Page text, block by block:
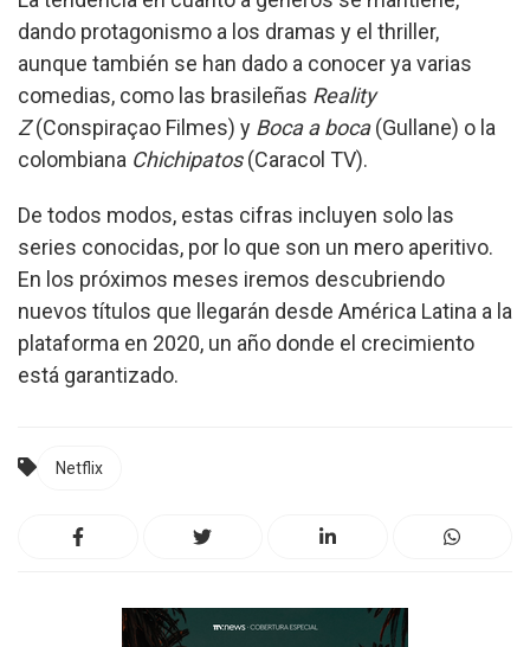
dando protagonismo a los dramas y el thriller,
aunque también se han dado a conocer ya varias
comedias, como las brasileñas Reality
Z(Conspiraçao Filmes) y Boca a boca(Gullane) o la
colombiana Chichipatos(Caracol TV).
De todos modos, estas cifras incluyen solo las
series conocidas, por lo que son un mero aperitivo.
En los próximos meses iremos descubriendo
nuevos títulos que llegarán desde América Latina a la
plataforma en 2020, un año donde el crecimiento
está garantizado.
Netflix